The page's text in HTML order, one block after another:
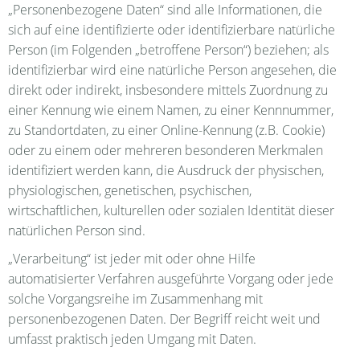
„Personenbezogene Daten“ sind alle Informationen, die
sich auf eine identifizierte oder identifizierbare natürliche
Person (im Folgenden „betroffene Person“) beziehen; als
identifizierbar wird eine natürliche Person angesehen, die
direkt oder indirekt, insbesondere mittels Zuordnung zu
einer Kennung wie einem Namen, zu einer Kennnummer,
zu Standortdaten, zu einer Online-Kennung (z.B. Cookie)
oder zu einem oder mehreren besonderen Merkmalen
identifiziert werden kann, die Ausdruck der physischen,
physiologischen, genetischen, psychischen,
wirtschaftlichen, kulturellen oder sozialen Identität dieser
natürlichen Person sind.
„Verarbeitung“ ist jeder mit oder ohne Hilfe
automatisierter Verfahren ausgeführte Vorgang oder jede
solche Vorgangsreihe im Zusammenhang mit
personenbezogenen Daten. Der Begriff reicht weit und
umfasst praktisch jeden Umgang mit Daten.